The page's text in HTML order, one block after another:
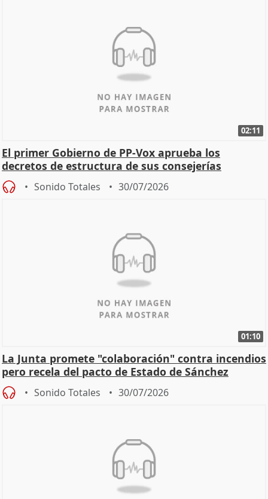
02:11
El primer Gobierno de PP-Vox aprueba los
decretos de estructura de sus consejerías
Sonido Totales 30/07/2026
01:10
La Junta promete "colaboración" contra incendios
pero recela del pacto de Estado de Sánchez
Sonido Totales 30/07/2026